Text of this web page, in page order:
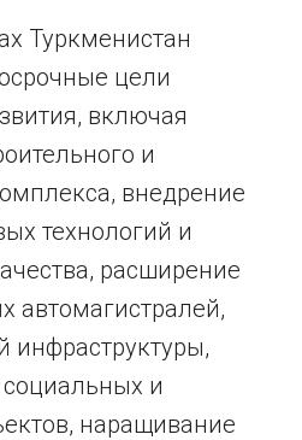
Туркменистан
цели
включая
и
внедрение
технологий и
расширение
автомагистралей,
инфраструктуры,
и
наращивание